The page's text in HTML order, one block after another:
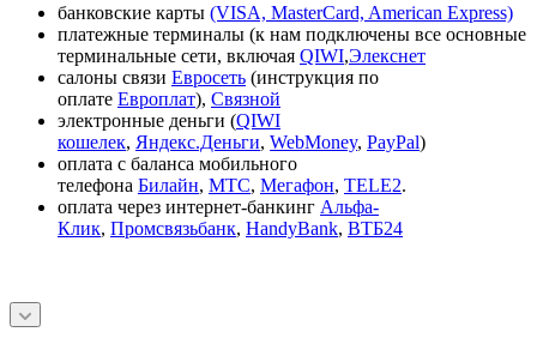
банковские карты (VISA, MasterCard, American Express)
платежные терминалы (к нам подключены все основные
терминальные сети, включая QIWI,Элекснет
салоны связи Евросеть (инструкция по
оплате Европлат), Связной
электронные деньги (QIWI
кошелек, Яндекс.Деньги, WebMoney, PayPal)
оплата с баланса мобильного
телефона Билайн, МТС, Мегафон, TELE2.
оплата через интернет-банкинг Альфа-
Клик, Промсвязьбанк, HandyBank, ВТБ24